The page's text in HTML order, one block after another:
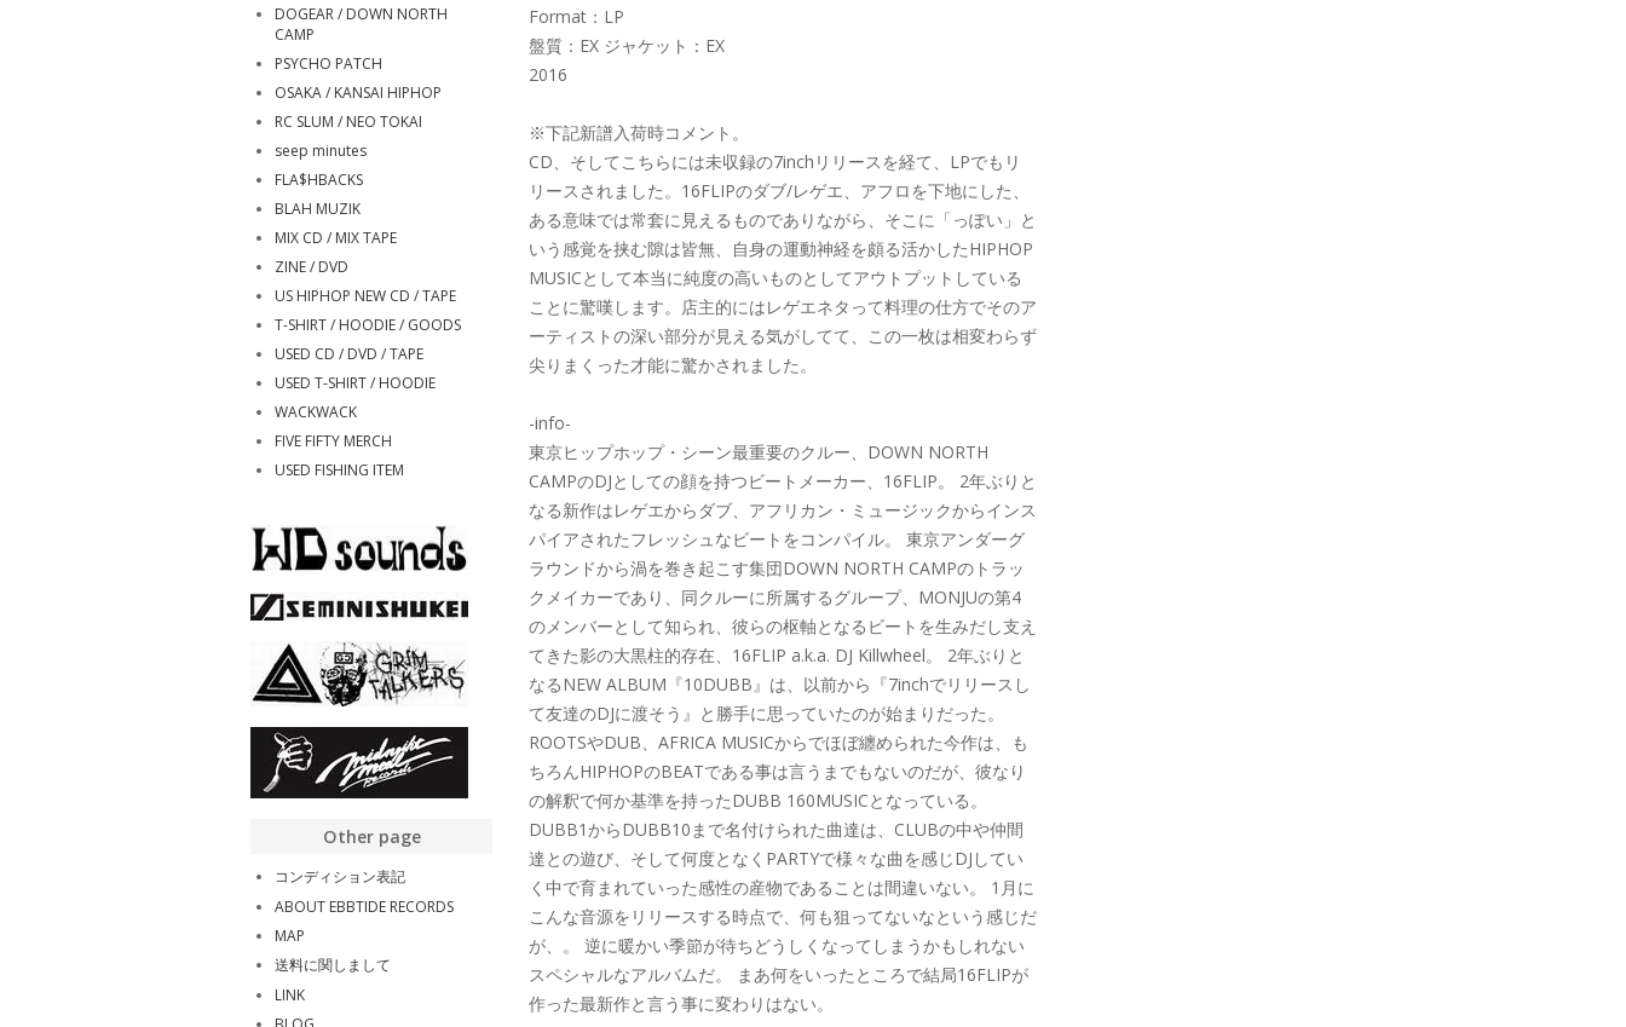
Format：LP
盤質：EX ジャケット：EX
2016
※下記新譜入荷時コメント。
CD、そしてこちらには未収録の7inchリリースを経て、LPでもリ
リースされました。16FLIPのダブ/レゲエ、アフロを下地にした、
ある意味では常套に見えるものでありながら、そこに「っぽい」と
いう感覚を挟む隙は皆無、自身の運動神経を頗る活かしたHIPHOP
MUSICとして本当に純度の高いものとしてアウトプットしている
ことに驚嘆します。店主的にはレゲエネタって料理の仕方でそのア
ーティストの深い部分が見える気がしてて、この一枚は相変わらず
尖りまくった才能に驚かされました。
-info-
東京ヒップホップ・シーン最重要のクルー、DOWN NORTH
CAMPのDJとしての顔を持つビートメーカー、16FLIP。 2年ぶりと
なる新作はレゲエからダブ、アフリカン・ミュージックからインス
パイアされたフレッシュなビートをコンパイル。 東京アンダーグ
ラウンドから渦を巻き起こす集団DOWN NORTH CAMPのトラッ
クメイカーであり、同クルーに所属するグループ、MONJUの第4
のメンバーとして知られ、彼らの枢軸となるビートを生みだし支え
てきた影の大黒柱的存在、16FLIP a.k.a. DJ Killwheel。 2年ぶりと
なるNEW ALBUM『10DUBB』は、以前から『7inchでリリースし
て友達のDJに渡そう』と勝手に思っていたのが始まりだった。
ROOTSやDUB、AFRICA MUSICからでほぼ纏められた今作は、も
ちろんHIPHOPのBEATである事は言うまでもないのだが、彼なり
の解釈で何か基準を持ったDUBB 160MUSICとなっている。
DUBB1からDUBB10まで名付けられた曲達は、CLUBの中や仲間
達との遊び、そして何度となくPARTYで様々な曲を感じDJしてい
く中で育まれていった感性の産物であることは間違いない。 1月に
こんな音源をリリースする時点で、何も狙ってないなという感じだ
が、。 逆に暖かい季節が待ちどうしくなってしまうかもしれない
スペシャルなアルバムだ。 まあ何をいったところで結局16FLIPが
作った最新作と言う事に変わりはない。
DOGEAR / DOWN NORTH
CAMP
PSYCHO PATCH
OSAKA / KANSAI HIPHOP
RC SLUM / NEO TOKAI
seep minutes
FLA$HBACKS
BLAH MUZIK
MIX CD / MIX TAPE
ZINE / DVD
US HIPHOP NEW CD / TAPE
T-SHIRT / HOODIE / GOODS
USED CD / DVD / TAPE
USED T-SHIRT / HOODIE
WACKWACK
FIVE FIFTY MERCH
USED FISHING ITEM
Other page
コンディション表記
ABOUT EBBTIDE RECORDS
MAP
送料に関しまして
LINK